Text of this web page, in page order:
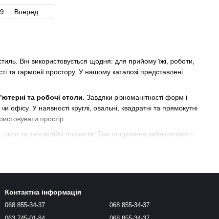
Він використовується щодня: для прийому їжі, роботи,
та гармонії простору. У нашому каталозі представлені
та робочі столи. Завдяки різноманітності форм і
офісу. У наявності круглі, овальні, квадратні та прямокутні
простір.
та зносостійкі покриття. Такі поєднання забезпечують
Ознайомлюйтесь з асортиментом, порівнюйте моделі та
роки.
Вперед
Контактна інформація
068 855-34-37
068 855-34-37